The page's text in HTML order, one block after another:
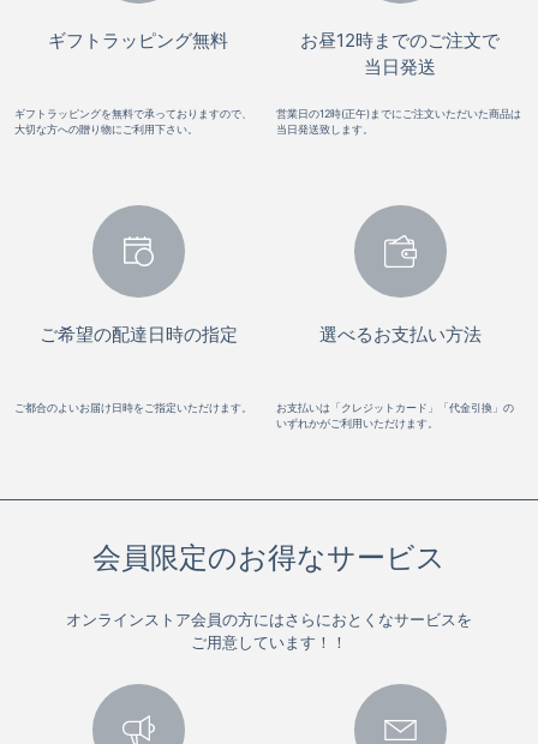
ギフトラッピング無料
ギフトラッピングを無料で承っておりますので、
大切な方への贈り物にご利用下さい。
お昼12時までのご注文で
当日発送
営業日の12時(正午)までにご注文いただいた商品は
当日発送致します。
ご希望の配達日時の指定
ご都合のよいお届け日時をご指定いただけます。
選べるお支払い方法
お支払いは「クレジットカード」「代金引換」の
いずれかがご利用いただけます。
会員限定のお得なサービス
オンラインストア会員の方にはさらにおとくなサービスを
ご用意しています！！